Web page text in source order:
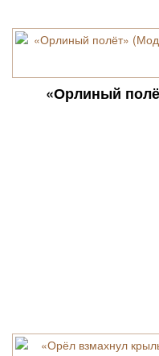
«Орлиный